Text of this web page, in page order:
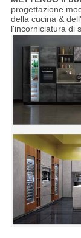
progettazione
della cucina &
l'incorniciatura di